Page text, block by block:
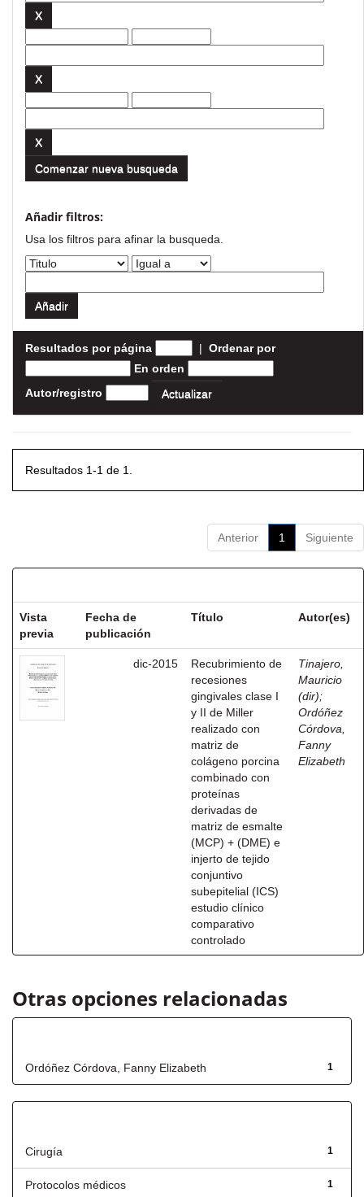
Comenzar nueva busqueda
Añadir filtros:
Usa los filtros para afinar la busqueda.
Resultados por página | Ordenar por
En orden
Autor/registro
Resultados 1-1 de 1.
Anterior 1 Siguiente
Vista
previa
Fecha de
publicación
Título Autor(es)
dic-2015
Recubrimiento de
recesiones
gingivales clase I
y II de Miller
realizado con
matriz de
colágeno porcina
combinado con
proteínas
derivadas de
matriz de esmalte
(MCP) + (DME) e
injerto de tejido
conjuntivo
subepitelial (ICS)
estudio clínico
comparativo
controlado
Tinajero,
Mauricio
(dir);
Ordóñez
Córdova,
Fanny
Elizabeth
Otras opciones relacionadas
1
Ordóñez Córdova, Fanny Elizabeth
1
Cirugía
1
Protocolos médicos